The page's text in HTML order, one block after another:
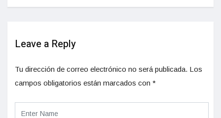
Leave a Reply
Tu dirección de correo electrónico no será publicada. Los
campos obligatorios están marcados con *